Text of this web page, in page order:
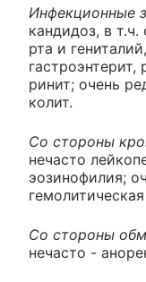
Инфекционные
кандидоз, в
рта и
гастроэнтерит,
ринит; очень
колит.
Со стороны
нечасто
эозинофилия;
Со стороны
нечасто -